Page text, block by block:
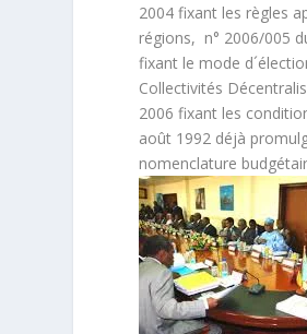
2004 fixant les règles
régions, n° 2006/005
fixant le mode
Collectivités
2006 fixant les
août 1992 déjà
nomenclature